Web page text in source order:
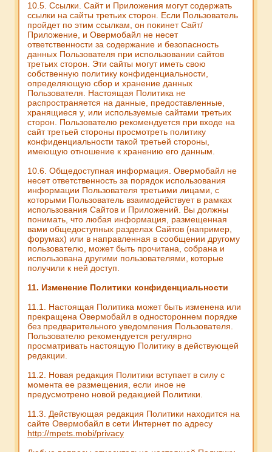
10.5. Ссылки. Сайт и Приложения могут содержать
ссылки на сайты третьих сторон. Если Пользователь
пройдет по этим ссылкам, он покинет Сайт/
Приложение, и Овермобайл не несет
ответственности за содержание и безопасность
данных Пользователя при использовании сайтов
третьих сторон. Эти сайты могут иметь свою
собственную политику конфиденциальности,
определяющую сбор и хранение данных
Пользователя. Настоящая Политика не
распространяется на данные, предоставленные,
хранящиеся у, или используемые сайтами третьих
сторон. Пользователю рекомендуется при входе на
сайт третьей стороны просмотреть политику
конфиденциальности такой третьей стороны,
имеющую отношение к хранению его данным.
10.6. Общедоступная информация. Овермобайл не
несет ответственность за порядок использования
информации Пользователя третьими лицами, с
которыми Пользователь взаимодействует в рамках
использования Сайтов и Приложений. Вы должны
понимать, что любая информация, размещенная
вами общедоступных разделах Сайтов (например,
форумах) или в направленная в сообщении другому
пользователю, может быть прочитана, собрана и
использована другими пользователями, которые
получили к ней доступ.
11. Изменение Политики конфиденциальности
11.1. Настоящая Политика может быть изменена или
прекращена Овермобайл в одностороннем порядке
без предварительного уведомления Пользователя.
Пользователю рекомендуется регулярно
просматривать настоящую Политику в действующей
редакции.
11.2. Новая редакция Политики вступает в силу с
момента ее размещения, если иное не
предусмотрено новой редакцией Политики.
11.3. Действующая редакция Политики находится на
сайте Овермобайл в сети Интернет по адресу
http://mpets.mobi/privacy